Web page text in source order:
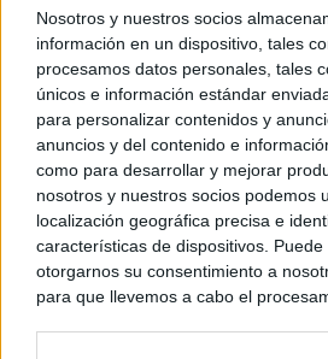
Nosotros y nuestros socios
información en un dispositivo, tales
procesamos datos personales, tales
únicos e información estándar
para personalizar contenidos y
anuncios y del contenido e
como para desarrollar y mejorar
nosotros y nuestros socios podemos
localización geográfica precisa e
características de dispositivos.
otorgarnos su consentimiento a
para que llevemos a cabo el
© Kiosko.net Aviso Legal Privacidad